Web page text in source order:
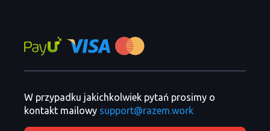
W przypadku jakichkolwiek pytań prosimy o
kontakt mailowy support@razem.work